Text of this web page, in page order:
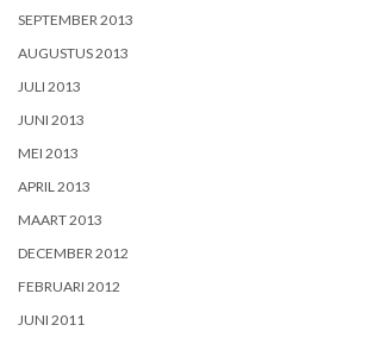
SEPTEMBER 2013
AUGUSTUS 2013
JULI 2013
JUNI 2013
MEI 2013
APRIL 2013
MAART 2013
DECEMBER 2012
FEBRUARI 2012
JUNI 2011